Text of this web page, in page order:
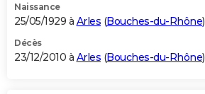
Naissance
25/05/1929 à Arles (Bouches-du-Rhône)
Décès
23/12/2010 à Arles (Bouches-du-Rhône)